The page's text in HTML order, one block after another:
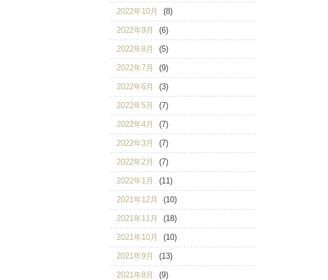
2022年10月 (8)
2022年9月 (6)
2022年8月 (5)
2022年7月 (9)
2022年6月 (3)
2022年5月 (7)
2022年4月 (7)
2022年3月 (7)
2022年2月 (7)
2022年1月 (11)
2021年12月 (10)
2021年11月 (18)
2021年10月 (10)
2021年9月 (13)
2021年8月 (9)